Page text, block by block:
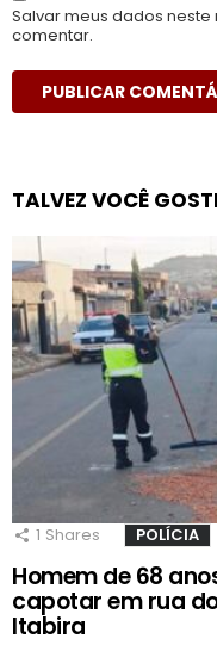
Salvar meus dados
comentar.
TALVEZ VOCÊ
1 Shares POLÍCIA
Homem de 68
capotar em rua
Itabira